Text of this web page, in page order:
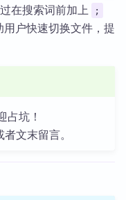
在搜索词前加上 ;
户快速切换文件，提
占坑！
文末留言。